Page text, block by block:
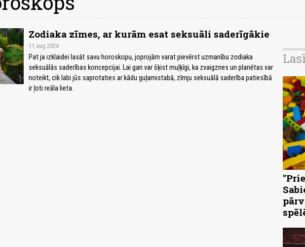
Zodiaka zīmes, ar kurām esat seksuāli saderīgākie
11.aug 2024
Pat ja izklaidei lasāt savu horoskopu, joprojām varat pievērst uzmanību zodiaka
seksuālās saderības koncepcijai. Lai gan var šķist muļķīgi, ka zvaigznes un planētas var
noteikt, cik labi jūs saprotaties ar kādu guļamistabā, zīmju seksuālā saderība patiesībā
ir ļoti reāla lieta.